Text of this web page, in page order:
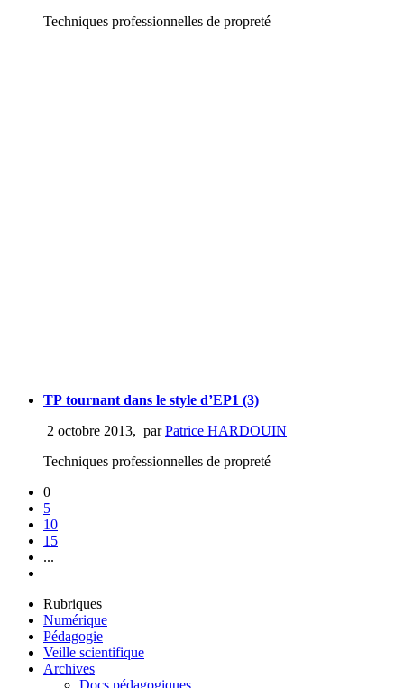
Techniques professionnelles de propreté
TP tournant dans le style d’EP1 (3)
2 octobre 2013, parPatrice HARDOUIN
Techniques professionnelles de propreté
0
5
10
15
...
Rubriques
Numérique
Pédagogie
Veille scientifique
Archives